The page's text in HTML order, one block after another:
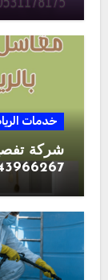
خدمات
شركة